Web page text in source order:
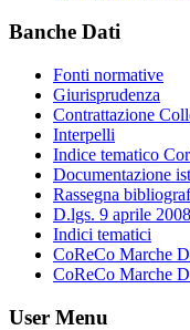
Banche Dati
Fonti normative
Giurisprudenza
Contrattazione
Interpelli
Indice tematico
Documentazione
Rassegna
D.lgs. 9 aprile
Indici tematici
CoReCo Marche
CoReCo Marche
User Menu